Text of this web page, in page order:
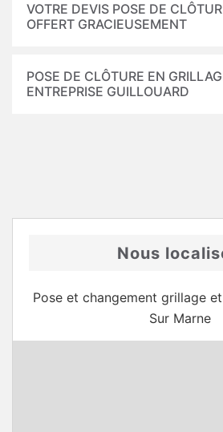
VOTRE DEVIS POSE DE
OFFERT GRACIEUSEMENT
POSE DE CLÔTURE EN
ENTREPRISE GUILLOUARD
Nous
Pose et changement grillage
Sur Marne